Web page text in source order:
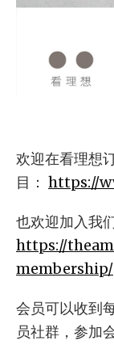
欢迎在看理想
目： https://
也欢迎加入我
https://
membership/
会员可以收到
员社群，参加